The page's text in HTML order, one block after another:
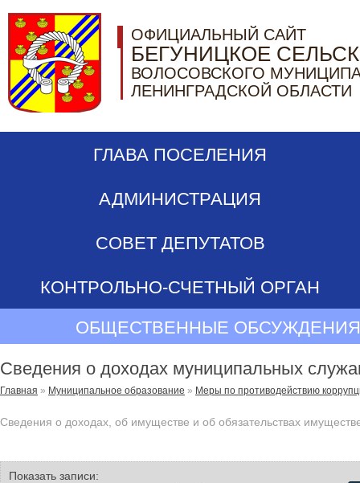
ОФИЦИАЛЬНЫЙ САЙТ
БЕГУНИЦКОЕ
ВОЛОСОВСКОГО
ЛЕНИНГРАДСКОЙ ОБЛАСТИ
ГЛАВА ПОСЕЛЕНИЯ
АДМИНИСТРАЦИЯ
СОВЕТ ДЕПУТАТОВ
КОНТРОЛЬНО-СЧЕТНЫЙ ОРГАН
ОБЩЕСТВЕННЫЕ
Сведения о доходах муниципальных
Главная » Муниципальное образование » Меры по противодействию
Сведения о доходах, об имуществе и об обязательствах
Показать записи: